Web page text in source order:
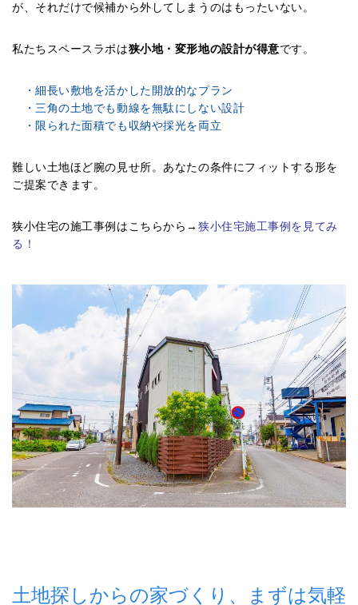
が、それだけで候補から外してしまうのはもったいない。
私たちスペースラボは狭小地・変形地の設計が得意です。
・細長い敷地を活かした開放的なプラン
・三角の土地でも動線を無駄にしない設計
・限られた面積でも収納や採光を両立
難しい土地ほど腕の見せ所。あなたの条件にフィットする形を
ご提案できます。
狭小住宅の施工事例はこちらから→ 狭小住宅施工事例を見てみ
る！
土地探しからの家づくり、まずは気軽